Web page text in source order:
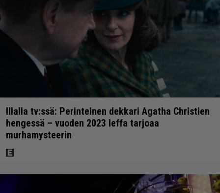
Illalla tv:ssä: Perinteinen dekkari Agatha Christien
hengessä – vuoden 2023 leffa tarjoaa
murhamysteerin